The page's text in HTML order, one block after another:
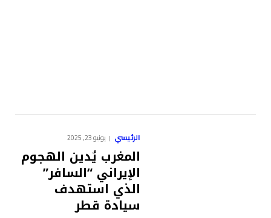
الرئيسي يونيو 23, 2025
المغرب يُدين الهجوم
الإيراني “السافر”
الذي استهدف
سيادة قطر